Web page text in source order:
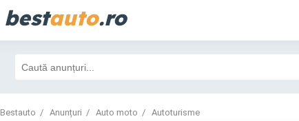
bestauto.ro
Bestauto Anunțuri Auto moto Autoturisme